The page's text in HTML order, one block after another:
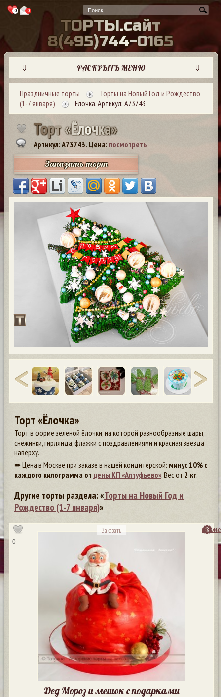
0 0
ТОРТЫ.сайт
8(495)744-0165
⇓ РАСКРЫТЬ МЕНЮ ⇓
Праздничные торты
Торты на Новый Год и Рождество
(1-7 января)
Ёлочка. Артикул: А73743
Торт«Ёлочка»
Артикул: A73743. Цена: посмотреть
Заказать торт
Торт «Ёлочка»
Торт в форме зеленой ёлочки, на которой разнообразные шары,
снежинки, гирлянда, флажки с поздравлениями и красная звезда
наверху.
➠ Цена в Москве при заказе в нашей кондитерской: минус 10% с
каждого килограмма от цены КП «Алтуфьево». Вес от 2 кг.
Другие торты раздела: «Торты на Новый Год и
Рождество (1-7 января)»
0
Заказать
Дед Мороз и мешок с подарками